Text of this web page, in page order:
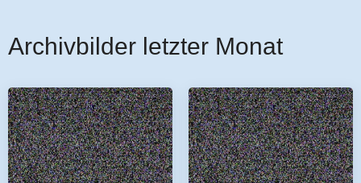
Archivbilder letzter Monat